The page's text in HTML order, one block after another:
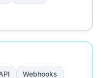
Webhooks